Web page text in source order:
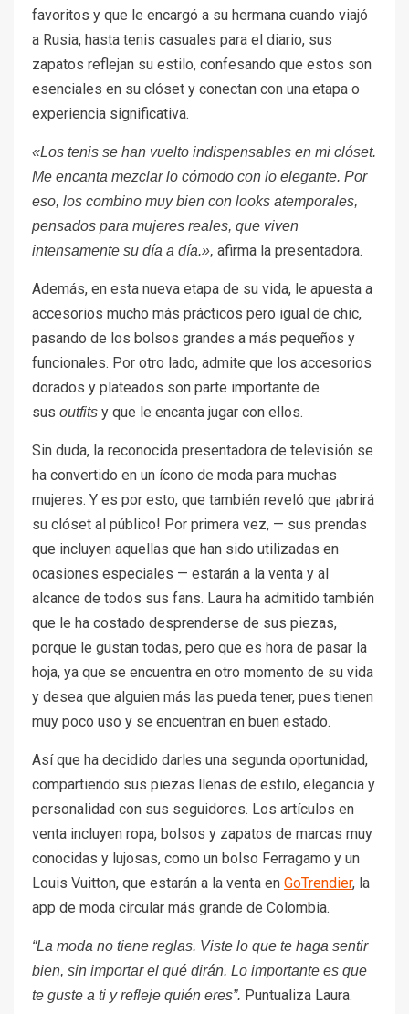
favoritos y que le encargó a su hermana cuando viajó
a Rusia, hasta tenis casuales para el diario, sus
zapatos reflejan su estilo, confesando que estos son
esenciales en su clóset y conectan con una etapa o
experiencia significativa.
«Los tenis se han vuelto indispensables en mi clóset.
Me encanta mezclar lo cómodo con lo elegante. Por
eso, los combino muy bien con looks atemporales,
pensados para mujeres reales, que viven
intensamente su día a día.», afirma la presentadora.
Además, en esta nueva etapa de su vida, le apuesta a
accesorios mucho más prácticos pero igual de chic,
pasando de los bolsos grandes a más pequeños y
funcionales. Por otro lado, admite que los accesorios
dorados y plateados son parte importante de
sus outfits y que le encanta jugar con ellos.
Sin duda, la reconocida presentadora de televisión se
ha convertido en un ícono de moda para muchas
mujeres. Y es por esto, que también reveló que ¡abrirá
su clóset al público! Por primera vez, — sus prendas
que incluyen aquellas que han sido utilizadas en
ocasiones especiales — estarán a la venta y al
alcance de todos sus fans. Laura ha admitido también
que le ha costado desprenderse de sus piezas,
porque le gustan todas, pero que es hora de pasar la
hoja, ya que se encuentra en otro momento de su vida
y desea que alguien más las pueda tener, pues tienen
muy poco uso y se encuentran en buen estado.
Así que ha decidido darles una segunda oportunidad,
compartiendo sus piezas llenas de estilo, elegancia y
personalidad con sus seguidores. Los artículos en
venta incluyen ropa, bolsos y zapatos de marcas muy
conocidas y lujosas, como un bolso Ferragamo y un
Louis Vuitton, que estarán a la venta en GoTrendier, la
app de moda circular más grande de Colombia.
“La moda no tiene reglas. Viste lo que te haga sentir
bien, sin importar el qué dirán. Lo importante es que
te guste a ti y refleje quién eres”. Puntualiza Laura.